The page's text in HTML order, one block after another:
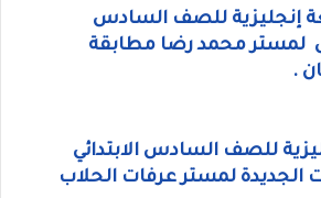
إنجليزية للصف السادس
لمستر محمد رضا مطابقة
.
للصف السادس الابتدائي
لمستر عرفات الحلاب